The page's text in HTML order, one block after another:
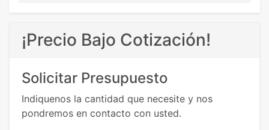
¡Precio Bajo Cotización!
Solicitar Presupuesto
Indiquenos la cantidad que necesite y nos
pondremos en contacto con usted.